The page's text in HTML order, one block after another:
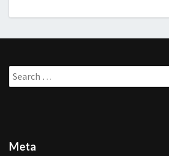
Search
for:
Meta